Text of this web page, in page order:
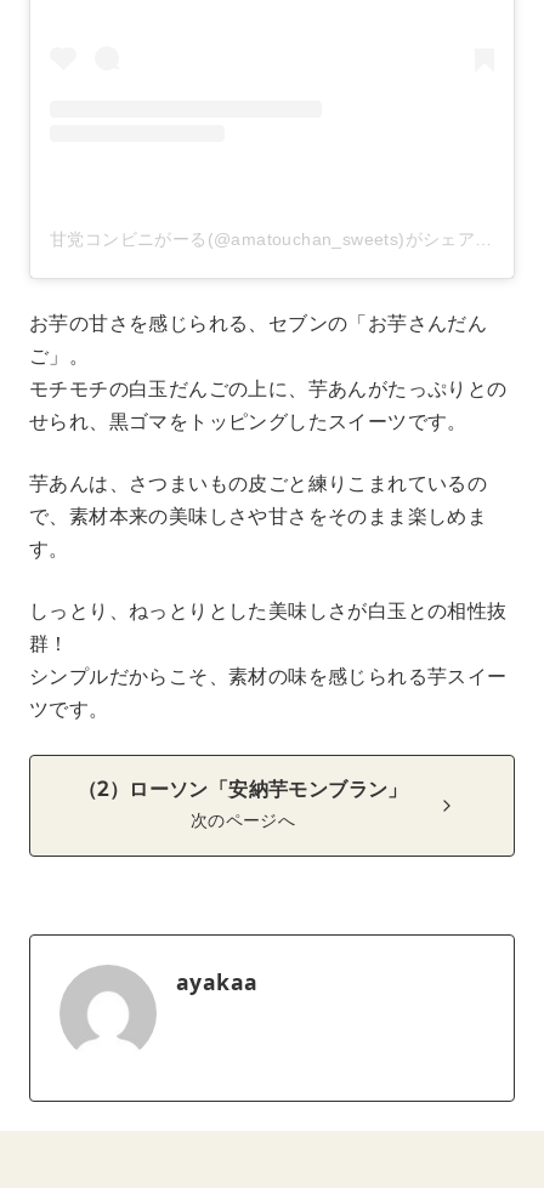
甘党コンビニがーる(@amatouchan_sweets)がシェアした投稿
お芋の甘さを感じられる、セブンの「お芋さんだん
ご」。
モチモチの白玉だんごの上に、芋あんがたっぷりとの
せられ、黒ゴマをトッピングしたスイーツです。
芋あんは、さつまいもの皮ごと練りこまれているの
で、素材本来の美味しさや甘さをそのまま楽しめま
す。
しっとり、ねっとりとした美味しさが白玉との相性抜
群！
シンプルだからこそ、素材の味を感じられる芋スイー
ツです。
（2）ローソン「安納芋モンブラン」
次のページへ
ayakaa